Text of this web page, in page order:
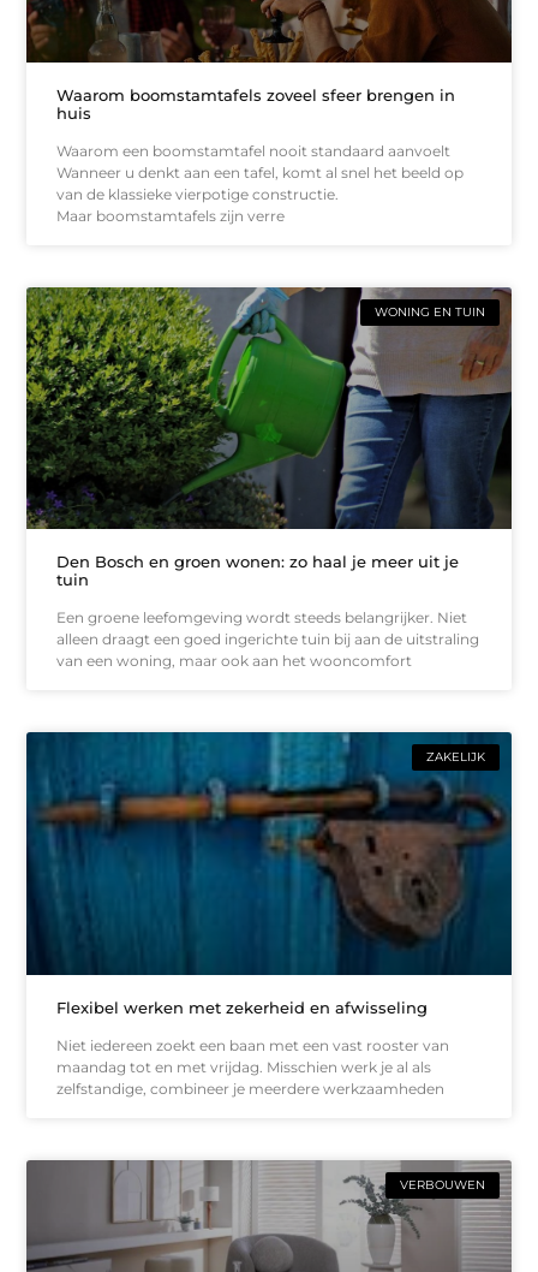
Waarom boomstamtafels zoveel sfeer brengen in
huis
Waarom een boomstamtafel nooit standaard aanvoelt
Wanneer u denkt aan een tafel, komt al snel het beeld op
van de klassieke vierpotige constructie.
Maar boomstamtafels zijn verre
WONING EN TUIN
Den Bosch en groen wonen: zo haal je meer uit je
tuin
Een groene leefomgeving wordt steeds belangrijker. Niet
alleen draagt een goed ingerichte tuin bij aan de uitstraling
van een woning, maar ook aan het wooncomfort
ZAKELIJK
Flexibel werken met zekerheid en afwisseling
Niet iedereen zoekt een baan met een vast rooster van
maandag tot en met vrijdag. Misschien werk je al als
zelfstandige, combineer je meerdere werkzaamheden
VERBOUWEN